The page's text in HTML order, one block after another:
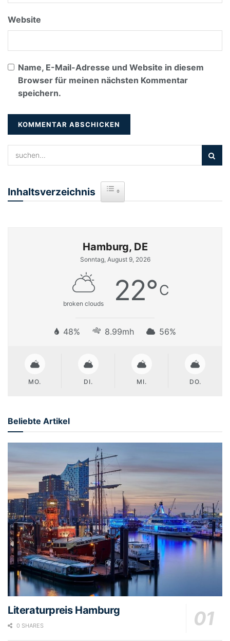
Website
Name, E-Mail-Adresse und Website in diesem
Browser für meinen nächsten Kommentar
speichern.
Inhaltsverzeichnis Toggle Table of Content
Hamburg, DE
Sonntag, August 9, 2026
broken clouds 22°C
48% 8.99mh 56%
MO. DI. MI. DO.
Beliebte Artikel
Literaturpreis Hamburg
0 SHARES